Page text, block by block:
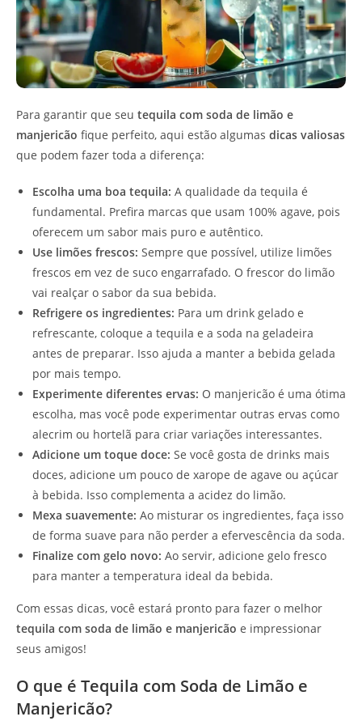
Para garantir que seu tequila com soda de limão e
manjericão fique perfeito, aqui estão algumas dicas valiosas
que podem fazer toda a diferença:
Escolha uma boa tequila: A qualidade da tequila é
fundamental. Prefira marcas que usam 100% agave, pois
oferecem um sabor mais puro e autêntico.
Use limões frescos: Sempre que possível, utilize limões
frescos em vez de suco engarrafado. O frescor do limão
vai realçar o sabor da sua bebida.
Refrigere os ingredientes: Para um drink gelado e
refrescante, coloque a tequila e a soda na geladeira
antes de preparar. Isso ajuda a manter a bebida gelada
por mais tempo.
Experimente diferentes ervas: O manjericão é uma ótima
escolha, mas você pode experimentar outras ervas como
alecrim ou hortelã para criar variações interessantes.
Adicione um toque doce: Se você gosta de drinks mais
doces, adicione um pouco de xarope de agave ou açúcar
à bebida. Isso complementa a acidez do limão.
Mexa suavemente: Ao misturar os ingredientes, faça isso
de forma suave para não perder a efervescência da soda.
Finalize com gelo novo: Ao servir, adicione gelo fresco
para manter a temperatura ideal da bebida.
Com essas dicas, você estará pronto para fazer o melhor
tequila com soda de limão e manjericão e impressionar
seus amigos!
O que é Tequila com Soda de Limão e
Manjericão?